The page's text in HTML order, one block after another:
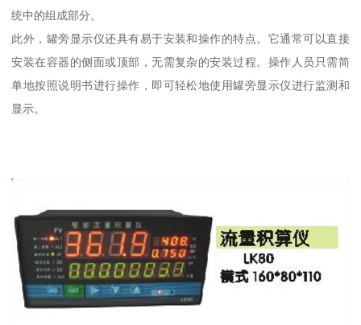
统中的组成部分。
此外，罐旁显示仪还具有易于安装和操作的特点。它通常可以直接
安装在容器的侧面或顶部，无需复杂的安装过程。操作人员只需简
单地按照说明书进行操作，即可轻松地使用罐旁显示仪进行监测和
显示。